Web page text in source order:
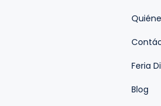
Feria
Blog